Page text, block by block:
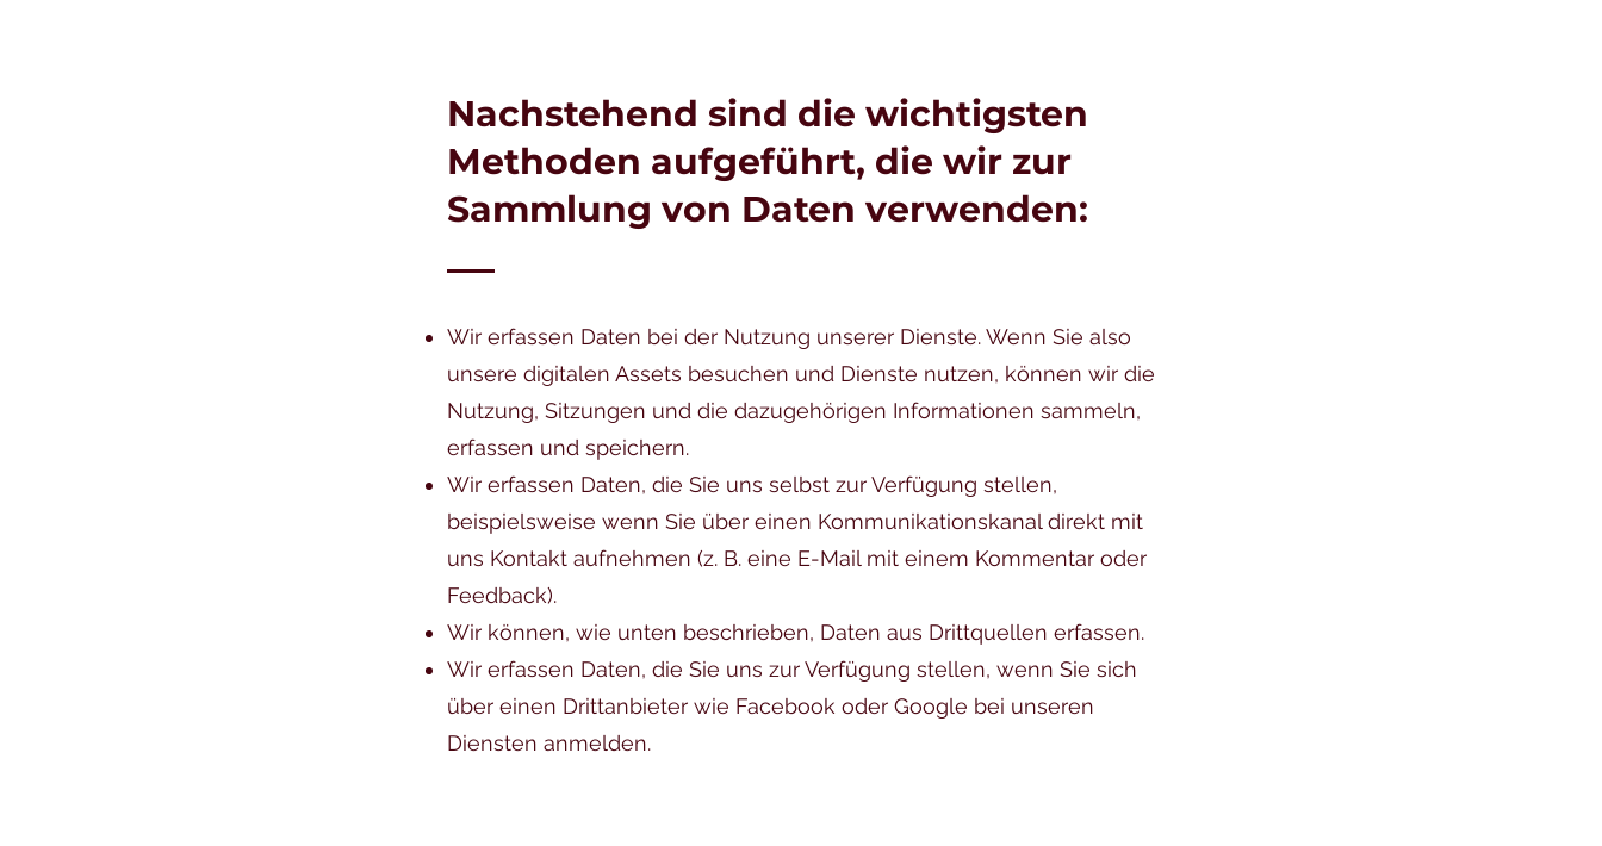
Nachstehend sind die wichtigsten
Methoden aufgeführt, die wir zur
Sammlung von Daten verwenden:
Wir erfassen Daten bei der Nutzung unserer Dienste. Wenn Sie also
unsere digitalen Assets besuchen und Dienste nutzen, können wir die
Nutzung, Sitzungen und die dazugehörigen Informationen sammeln,
erfassen und speichern.
Wir erfassen Daten, die Sie uns selbst zur Verfügung stellen,
beispielsweise wenn Sie über einen Kommunikationskanal direkt mit
uns Kontakt aufnehmen (z. B. eine E-Mail mit einem Kommentar oder
Feedback).
Wir können, wie unten beschrieben, Daten aus Drittquellen erfassen.
Wir erfassen Daten, die Sie uns zur Verfügung stellen, wenn Sie sich
über einen Drittanbieter wie Facebook oder Google bei unseren
Diensten anmelden.